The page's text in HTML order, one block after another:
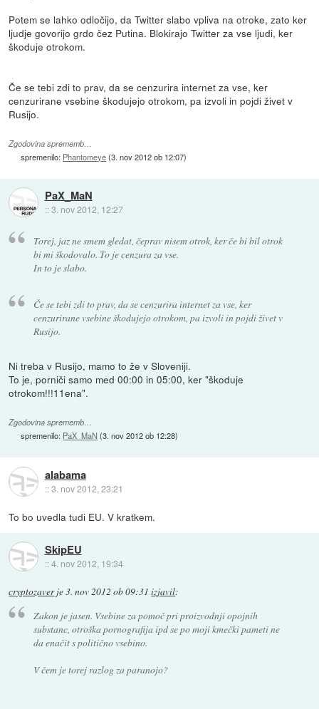
Potem se lahko odločijo, da Twitter slabo vpliva na otroke, zato ker
ljudje govorijo grdo čez Putina. Blokirajo Twitter za vse ljudi, ker
škoduje otrokom.
Če se tebi zdi to prav, da se cenzurira internet za vse, ker
cenzurirane vsebine škodujejo otrokom, pa izvoli in pojdi živet v
Rusijo.
Zgodovina sprememb…
spremenilo: Phantomeye(3. nov 2012 ob 12:07)
PaX_MaN
::3. nov 2012, 12:27
Torej, jaz ne smem gledat, čeprav nisem otrok, ker če bi bil otrok
bi mi škodovalo. To je cenzura za vse.
In to je slabo.
Če se tebi zdi to prav, da se cenzurira internet za vse, ker
cenzurirane vsebine škodujejo otrokom, pa izvoli in pojdi živet v
Rusijo.
Ni treba v Rusijo, mamo to že v Sloveniji.
To je, porniči samo med 00:00 in 05:00, ker "škoduje
otrokom!!!11ena".
Zgodovina sprememb…
spremenilo: PaX_MaN (3. nov 2012 ob 12:28)
alabama
::3. nov 2012, 23:21
To bo uvedla tudi EU. V kratkem.
SkipEU
::4. nov 2012, 19:34
cryptozaverje3. nov 2012 ob 09:31 izjavil:
Zakon je jasen. Vsebine za pomoč pri proizvodnji opojnih
substanc, otroška pornografija ipd se po moji kmečki pameti ne
da enačit s politično vsebino.
V čem je torej razlog za paranojo?